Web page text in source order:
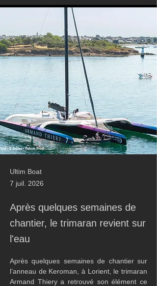
Ultim Boat
7 juil. 2026
Après quelques semaines de
chantier, le trimaran revient sur
l'eau
Après quelques semaines de chantier sur
l’anneau de Keroman, à Lorient, le trimaran
Armand Thiery a retrouvé son élément ce